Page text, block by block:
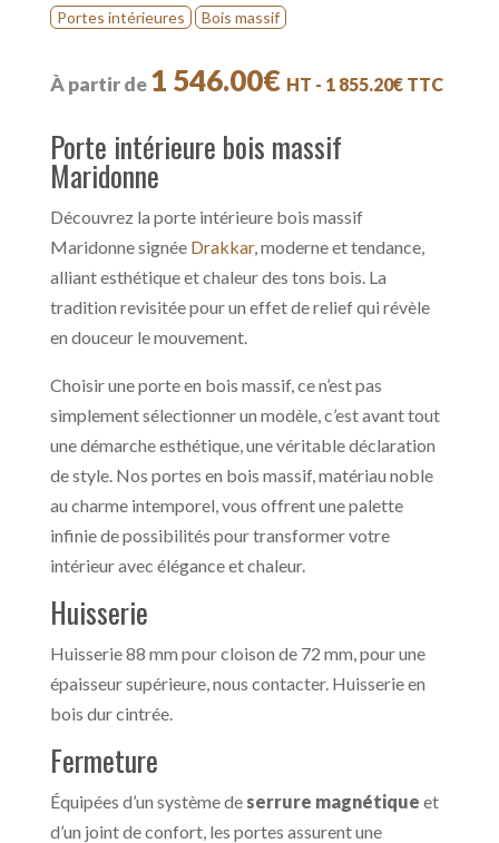
Portes intérieures
Bois massif
À partir de1 546.00€ HT - 1 855.20€TTC
Porte intérieure bois massif
Maridonne
Découvrez la porte intérieure bois massif
Maridonne signée Drakkar, moderne et tendance,
alliant esthétique et chaleur des tons bois. La
tradition revisitée pour un effet de relief qui révèle
en douceur le mouvement.
Choisir une porte en bois massif, ce n’est pas
simplement sélectionner un modèle, c’est avant tout
une démarche esthétique, une véritable déclaration
de style. Nos portes en bois massif, matériau noble
au charme intemporel, vous offrent une palette
infinie de possibilités pour transformer votre
intérieur avec élégance et chaleur.
Huisserie
Huisserie 88 mm pour cloison de 72 mm, pour une
épaisseur supérieure, nous contacter. Huisserie en
bois dur cintrée.
Fermeture
Équipées d’un système de serrure magnétique et
d’un joint de confort, les portes assurent une